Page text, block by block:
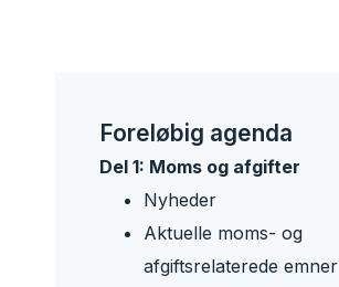
Foreløbig agenda
Del 1: Moms og afgifter
Nyheder
Aktuelle moms- og
afgiftsrelaterede emner